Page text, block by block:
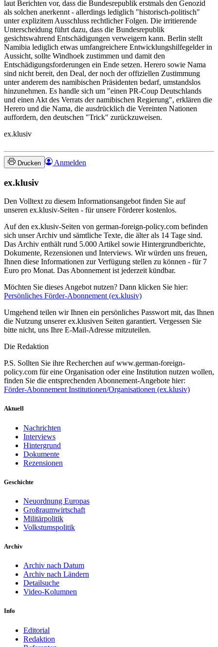
laut Berichten vor, dass die Bundesrepublik erstmals den Genozid
als solchen anerkennt - allerdings lediglich "historisch-politisch"
unter explizitem Ausschluss rechtlicher Folgen. Die irritierende
Unterscheidung führt dazu, dass die Bundesrepublik
gesichtswahrend Entschädigungen verweigern kann. Berlin stellt
Namibia lediglich etwas umfangreichere Entwicklungshilfegelder in
Aussicht, sollte Windhoek zustimmen und damit den
Entschädigungsforderungen ein Ende setzen. Herero sowie Nama
sind nicht bereit, den Deal, der noch der offiziellen Zustimmung
unter anderem des namibischen Präsidenten bedarf, umstandslos
hinzunehmen. Es handle sich um "einen PR-Coup Deutschlands
und einen Akt des Verrats der namibischen Regierung", erklären die
Herero und die Nama, die ausdrücklich die Vereinten Nationen
auffordern, den deutschen "Trick" zurückzuweisen.
ex.klusiv
Drucken Anmelden
ex.klusiv
Den Volltext zu diesem Informationsangebot finden Sie auf
unseren ex.klusiv-Seiten - für unsere Förderer kostenlos.
Auf den ex.klusiv-Seiten von german-foreign-policy.com befinden
sich unser Archiv und sämtliche Texte, die älter als 14 Tage sind.
Das Archiv enthält rund 5.000 Artikel sowie Hintergrundberichte,
Dokumente, Rezensionen und Interviews. Wir würden uns freuen,
Ihnen diese Informationen zur Verfügung stellen zu können - für 7
Euro pro Monat. Das Abonnement ist jederzeit kündbar.
Möchten Sie dieses Angebot nutzen? Dann klicken Sie hier:
Persönliches Förder-Abonnement (ex.klusiv)
Umgehend teilen wir Ihnen ein persönliches Passwort mit, das Ihnen
die Nutzung unserer ex.klusiven Seiten garantiert. Vergessen Sie
bitte nicht, uns Ihre E-Mail-Adresse mitzuteilen.
Die Redaktion
P.S. Sollten Sie ihre Recherchen auf www.german-foreign-
policy.com für eine Organisation oder eine Institution nutzen wollen,
finden Sie die entsprechenden Abonnement-Angebote hier:
Förder-Abonnement Institutionen/Organisationen (ex.klusiv)
Aktuell
Nachrichten
Interviews
Hintergrund
Dokumente
Rezensionen
Geschichte
Neuordnung Europas
Großraumwirtschaft
Militärpolitik
Volkstumspolitik
Archiv
Archiv nach Datum
Archiv nach Ländern
Detailsuche
Video-Kolumnen
Info
Editorial
Redaktion